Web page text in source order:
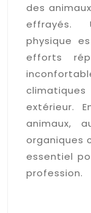
des
effrayés.
physique
efforts
extérieur.
animaux,
organiques
essentiel
profession.